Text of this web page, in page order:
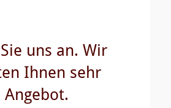
uns an. Wir
Ihnen sehr